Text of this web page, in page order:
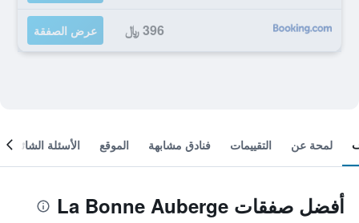
396 ﷼ عرض الصفقة
لمحة عن التقييمات فنادق مشابهة الموقع الأسئلة الشائعة
أفضل صفقات La Bonne Auberge